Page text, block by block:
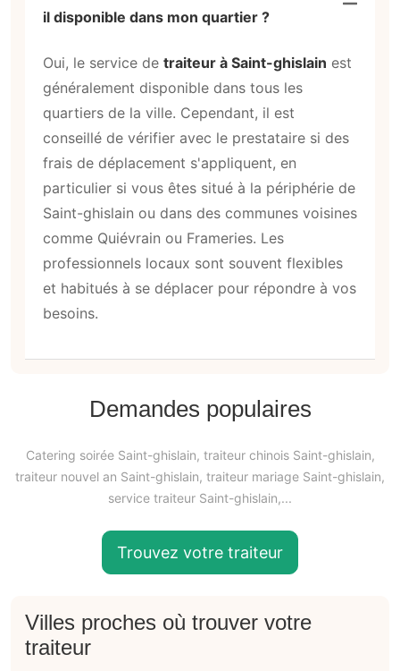
il disponible dans mon quartier ?
Oui, le service de traiteur à Saint-ghislain est
généralement disponible dans tous les
quartiers de la ville. Cependant, il est
conseillé de vérifier avec le prestataire si des
frais de déplacement s'appliquent, en
particulier si vous êtes situé à la périphérie de
Saint-ghislain ou dans des communes voisines
comme Quiévrain ou Frameries. Les
professionnels locaux sont souvent flexibles
et habitués à se déplacer pour répondre à vos
besoins.
Demandes populaires
Catering soirée Saint-ghislain, traiteur chinois Saint-ghislain,
traiteur nouvel an Saint-ghislain, traiteur mariage Saint-ghislain,
service traiteur Saint-ghislain,...
Trouvez votre traiteur
Villes proches où trouver votre
traiteur